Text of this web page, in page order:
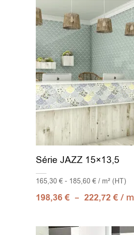
Série JAZZ 15×13,5
165,30 € - 185,60 € / m² (HT)
198,36€ – 222,72€ / m